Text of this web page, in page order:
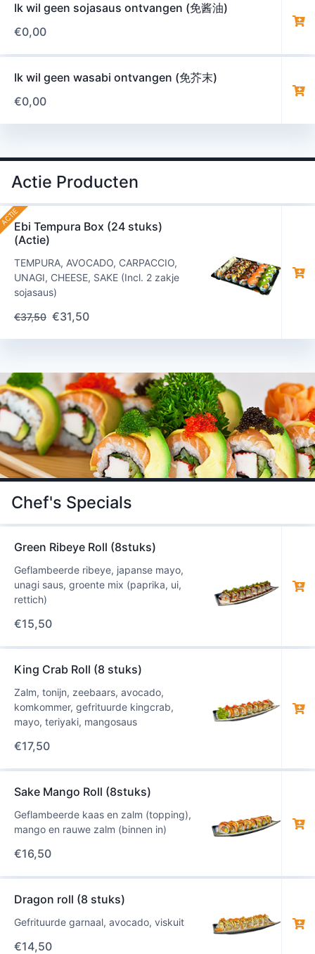
Ik wil geen sojasaus ontvangen (免酱油)
€0,00
Ik wil geen wasabi ontvangen (免芥末)
€0,00
Actie Producten
ACTIEEbi Tempura Box (24 stuks)
(Actie)
TEMPURA, AVOCADO, CARPACCIO,
UNAGI, CHEESE, SAKE (Incl. 2 zakje
sojasaus)
€37,50 €31,50
Chef's Specials
Green Ribeye Roll (8stuks)
Geflambeerde ribeye, japanse mayo,
unagi saus, groente mix (paprika, ui,
rettich)
€15,50
King Crab Roll (8 stuks)
Zalm, tonijn, zeebaars, avocado,
komkommer, gefrituurde kingcrab,
mayo, teriyaki, mangosaus
€17,50
Sake Mango Roll (8stuks)
Geflambeerde kaas en zalm (topping),
mango en rauwe zalm (binnen in)
€16,50
Dragon roll (8 stuks)
Gefrituurde garnaal, avocado, viskuit
€14,50